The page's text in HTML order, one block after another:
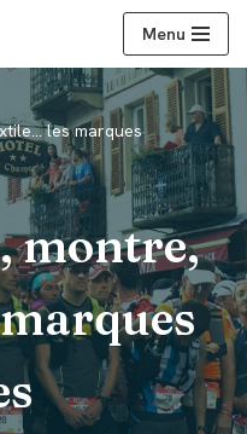
Menu
les marques
montre,